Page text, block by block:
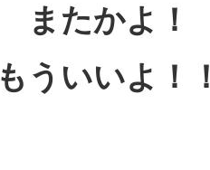
またかよ！
もういいよ！！